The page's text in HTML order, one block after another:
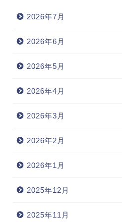
2026年7月
2026年6月
2026年5月
2026年4月
2026年3月
2026年2月
2026年1月
2025年12月
2025年11月